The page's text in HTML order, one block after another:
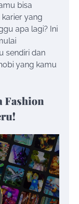
bisa
yang
apa lagi? Ini
sendiri dan
yang kamu
Fashion